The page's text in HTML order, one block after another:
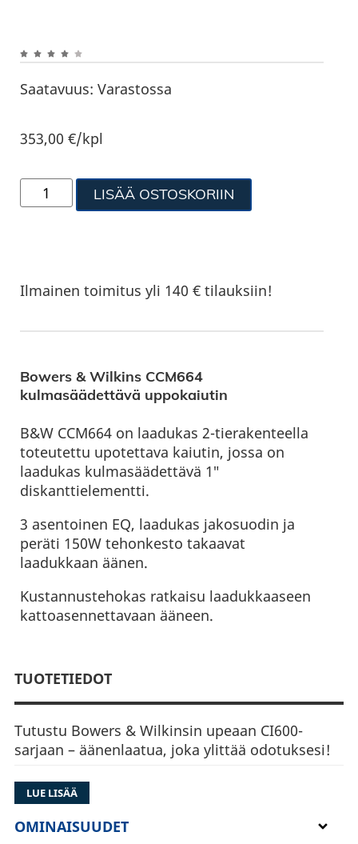
Saatavuus: Varastossa
353,00€/kpl
LISÄÄ OSTOSKORIIN
Ilmainen toimitus yli 140 € tilauksiin!
Bowers & Wilkins CCM664
kulmasäädettävä uppokaiutin
B&W CCM664 on laadukas 2-tierakenteella
toteutettu upotettava kaiutin, jossa on
laadukas kulmasäädettävä 1″
diskanttielementti.
3 asentoinen EQ, laadukas jakosuodin ja
peräti 150W tehonkesto takaavat
laadukkaan äänen.
Kustannustehokas ratkaisu laadukkaaseen
kattoasennettavaan ääneen.
TUOTETIEDOT
Tutustu Bowers & Wilkinsin upeaan CI600-
sarjaan – äänenlaatua, joka ylittää odotuksesi!
CI600 tarjoaa tinkimätöntä äänentoistoa
tyylikkäässä muodossa. Suunniteltu
huolellisesti ja varustettu huippuluokan
LUE LISÄÄ
OMINAISUUDET